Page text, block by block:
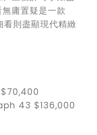
庸置疑是一款
則盡顯現代精緻
43 $136,000